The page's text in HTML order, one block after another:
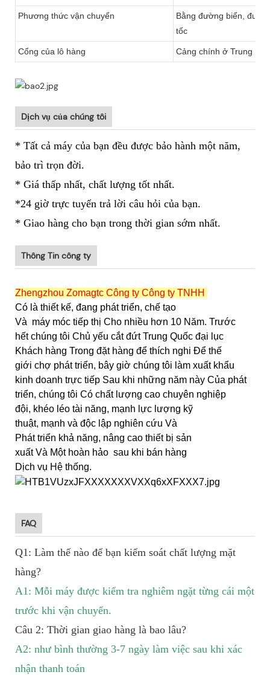
Phương thức vận chuyển
Bằng đường biển,
tốc
Cổng của lô hàng Cảng chính ở Trung
Dịch vụ của chúng tôi
* Tất cả máy của bạn đều được bảo hành một năm,
bảo trì trọn đời.
* Giá thấp nhất, chất lượng tốt nhất.
*24 giờ trực tuyến trả lời câu hỏi của bạn.
* Giao hàng cho bạn trong thời gian sớm nhất.
Thông Tin công ty
Zhengzhou Zomagtc Công ty Công ty TNHH
Có là thiết kế, đang phát triển, chế tạo
Và máy móc tiếp thị Cho nhiều hơn 10 Năm. Trước
hết chúng tôi Chủ yếu cắt đứt Trung Quốc đại lục
Khách hàng Trong đặt hàng để thích nghi Để thế
giới chợ phát triển, bây giờ chúng tôi làm xuất khẩu
kinh doanh trực tiếp Sau khi những năm này Của phát
triển, chúng tôi Có chất lượng cao chuyên nghiệp
đội, khéo léo tài năng, mạnh lực lượng kỹ
thuật, mạnh và độc lập nghiên cứu Và
Phát triển khả năng, nâng cao thiết bị sản
xuất Và Một hoàn hảo sau khi bán hàng
Dịch vụ Hệ thống.
FAQ
Q1: Làm thế nào để bạn kiểm soát chất lượng mặt
hàng?
A1: Mỗi máy được kiểm tra nghiêm ngặt từng cái một
trước khi vận chuyển.
Câu 2: Thời gian giao hàng là bao lâu?
A2: như bình thường 3-7 ngày làm việc sau khi xác
nhận thanh toán